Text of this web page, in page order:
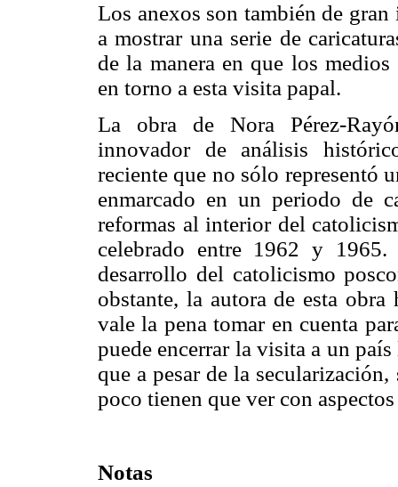
Los anexos son también de
a mostrar una serie de
de la manera en que los
en torno a esta visita papal.
La obra de Nora Pérez-
innovador de análisis
reciente que no sólo representó
enmarcado en un periodo de
reformas al interior del
celebrado entre 1962 y
desarrollo del catolicismo
obstante, la autora de esta
vale la pena tomar en cuenta
puede encerrar la visita a un
que a pesar de la
poco tienen que ver con
Notas